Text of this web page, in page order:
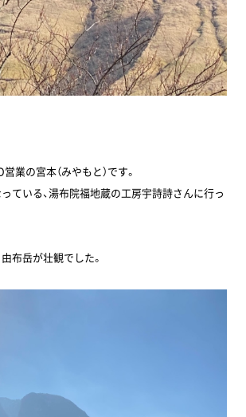
業の宮本（みやもと）です。
ている、湯布院福地蔵の工房宇詩詩さんに行っ
布岳が壮観でした。